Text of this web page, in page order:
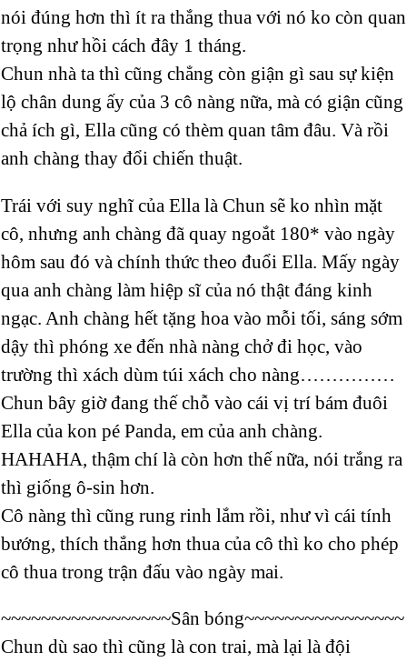
nói đúng hơn thì ít ra thắng thua với nó ko còn quan
trọng như hồi cách đây 1 tháng.
Chun nhà ta thì cũng chẳng còn giận gì sau sự kiện
lộ chân dung ấy của 3 cô nàng nữa, mà có giận cũng
chả ích gì, Ella cũng có thèm quan tâm đâu. Và rồi
anh chàng thay đổi chiến thuật.
Trái với suy nghĩ của Ella là Chun sẽ ko nhìn mặt
cô, nhưng anh chàng đã quay ngoắt 180* vào ngày
hôm sau đó và chính thức theo đuổi Ella. Mấy ngày
qua anh chàng làm hiệp sĩ của nó thật đáng kinh
ngạc. Anh chàng hết tặng hoa vào mỗi tối, sáng sớm
dậy thì phóng xe đến nhà nàng chở đi học, vào
trường thì xách dùm túi xách cho nàng……………
Chun bây giờ đang thế chỗ vào cái vị trí bám đuôi
Ella của kon pé Panda, em của anh chàng.
HAHAHA, thậm chí là còn hơn thế nữa, nói trắng ra
thì giống ô-sin hơn.
Cô nàng thì cũng rung rinh lắm rồi, như vì cái tính
bướng, thích thắng hơn thua của cô thì ko cho phép
cô thua trong trận đấu vào ngày mai.
~~~~~~~~~~~~~~~~~Sân bóng~~~~~~~~~~~~~~~~
Chun dù sao thì cũng là con trai, mà lại là đội